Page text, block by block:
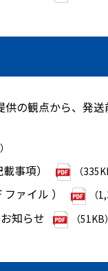
の観点から、発
事項） （
ァイル ） （
知らせ （